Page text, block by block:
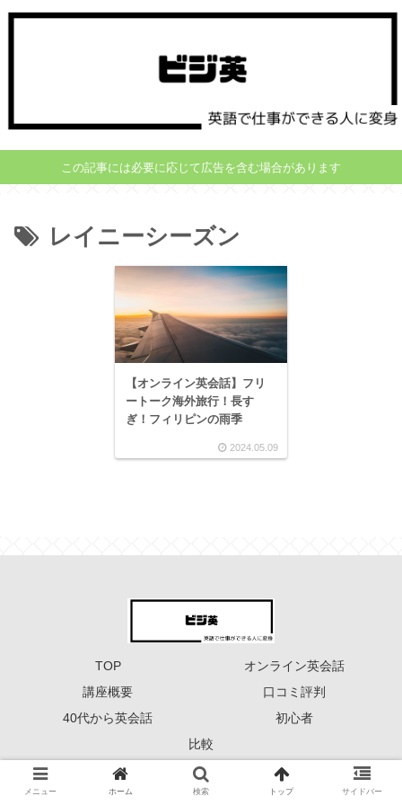
この記事には必要に応じて広告を含む場合があります
レイニーシーズン
【オンライン英会話】フリ
ートーク海外旅行！長す
ぎ！フィリピンの雨季
2024.05.09
TOP
オンライン英会話
講座概要
口コミ評判
40代から英会話
初心者
比較
Copyright © 2023 ーーー ビジ英 ーーー All Rights Reserved.
メニュー ホーム 検索 トップ サイドバー